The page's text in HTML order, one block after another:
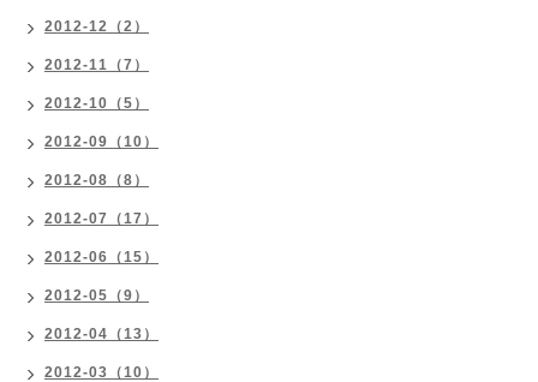
2012-12（2）
2012-11（7）
2012-10（5）
2012-09（10）
2012-08（8）
2012-07（17）
2012-06（15）
2012-05（9）
2012-04（13）
2012-03（10）